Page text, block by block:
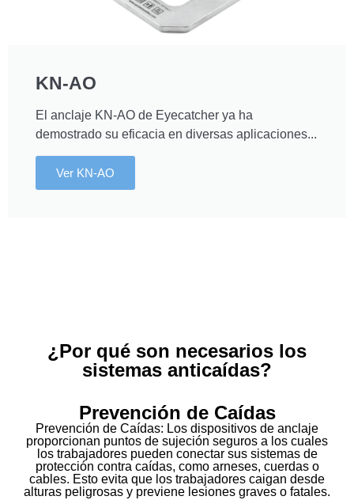
KN-AO
El anclaje KN-AO de Eyecatcher ya ha
demostrado su eficacia en diversas aplicaciones...
Ver KN-AO
¿Por qué son necesarios los
sistemas anticaídas?
Prevención de Caídas
Prevención de Caídas: Los dispositivos de anclaje
proporcionan puntos de sujeción seguros a los cuales
los trabajadores pueden conectar sus sistemas de
protección contra caídas, como arneses, cuerdas o
cables. Esto evita que los trabajadores caigan desde
alturas peligrosas y previene lesiones graves o fatales.